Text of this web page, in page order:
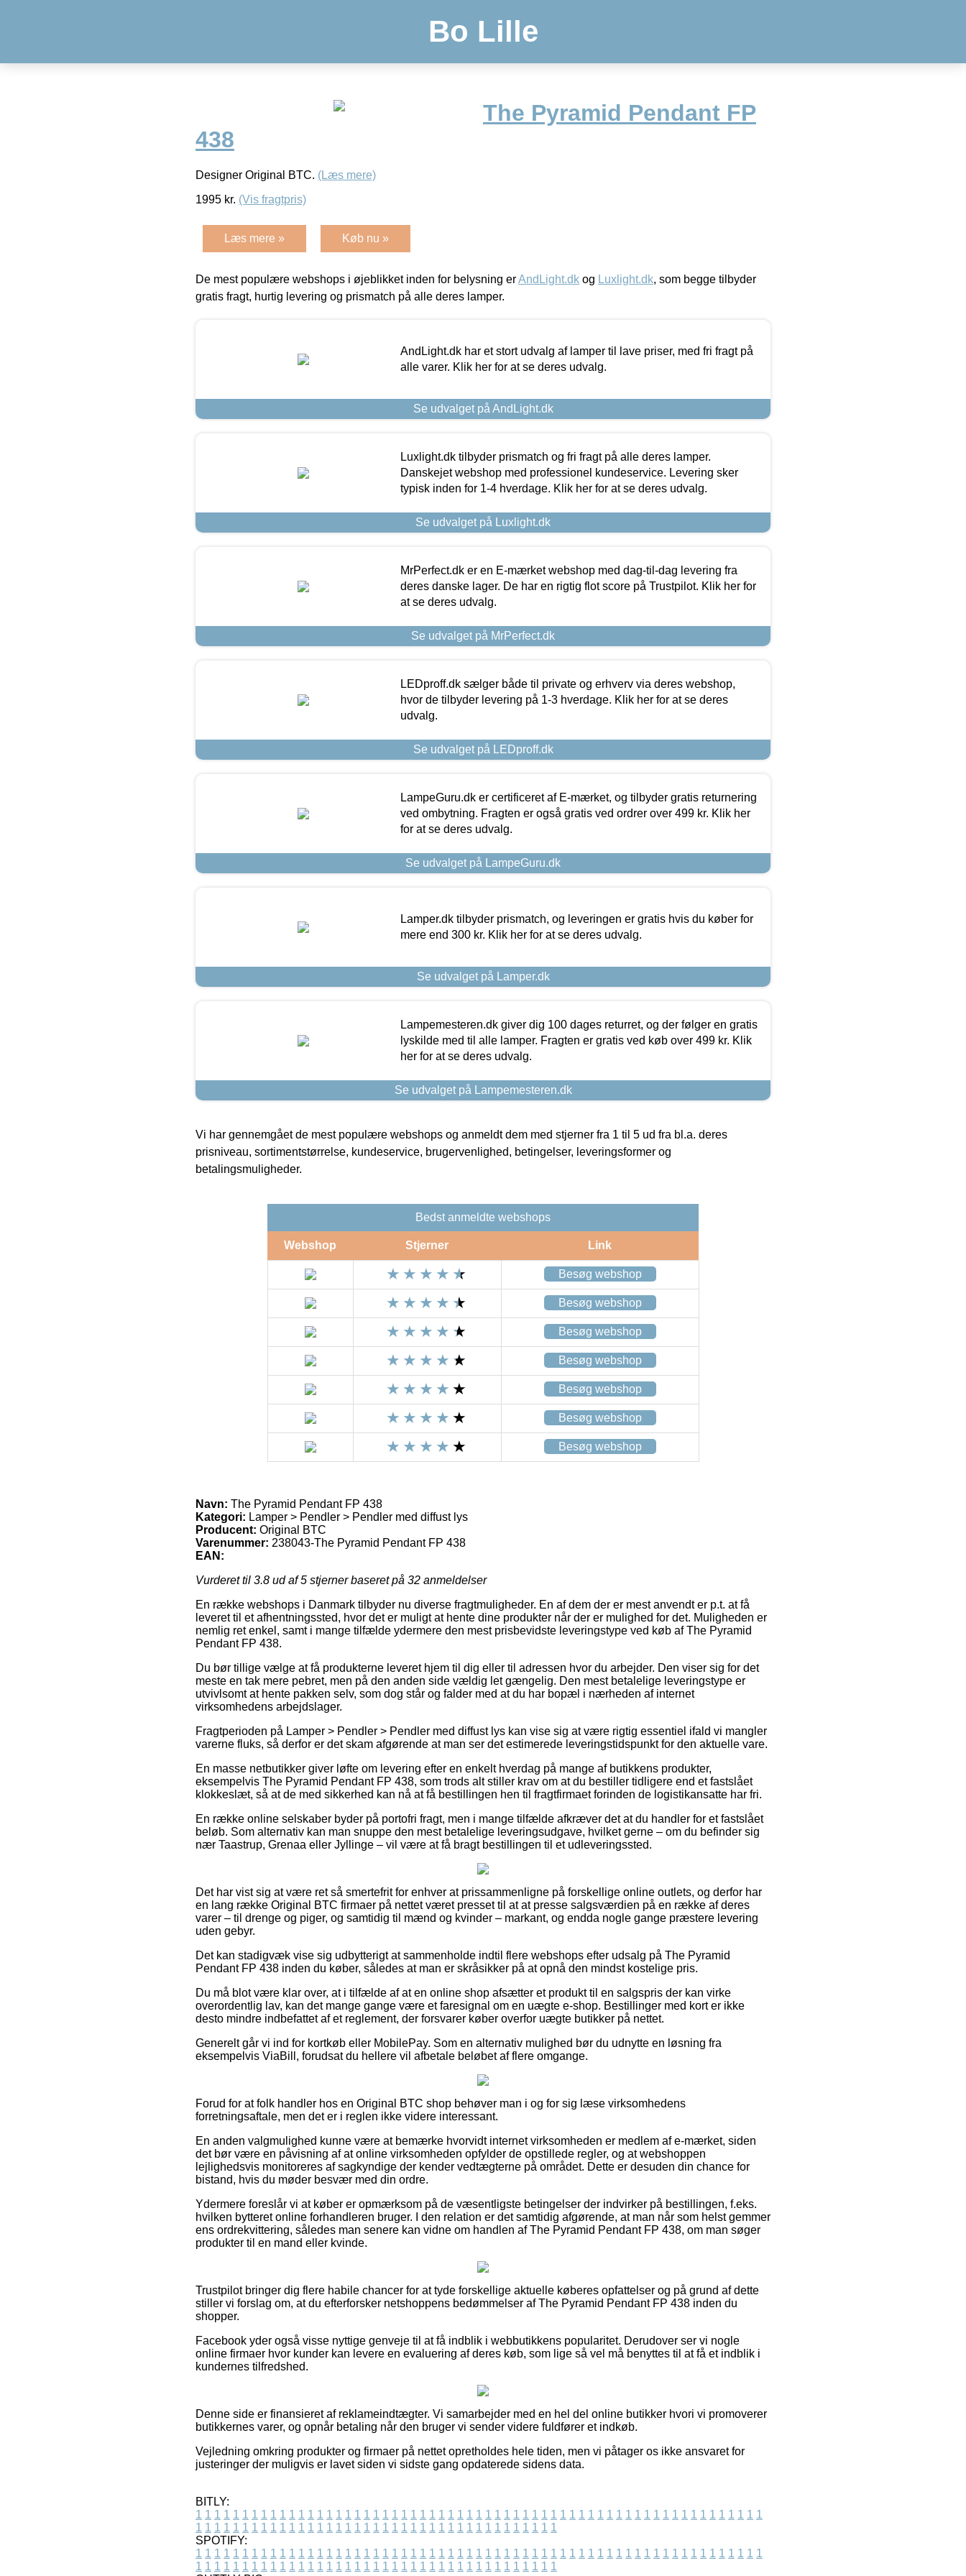
Bo Lille
The Pyramid Pendant FP
438
Designer Original BTC. (Læs mere)
1995 kr. (Vis fragtpris)
Læs mere » Køb nu »
De mest populære webshops i øjeblikket inden for belysning erAndLight.dk og Luxlight.dk, som begge tilbyder
gratis fragt, hurtig levering og prismatch på alle deres lamper.
AndLight.dk har et stort udvalg af lamper til lave priser, med fri fragt på
alle varer. Klik her for at se deres udvalg.
Se udvalget på AndLight.dk
Luxlight.dk tilbyder prismatch og fri fragt på alle deres lamper.
Danskejet webshop med professionel kundeservice. Levering sker
typisk inden for 1-4 hverdage. Klik her for at se deres udvalg.
Se udvalget på Luxlight.dk
MrPerfect.dk er en E-mærket webshop med dag-til-dag levering fra
deres danske lager. De har en rigtig flot score på Trustpilot. Klik her for
at se deres udvalg.
Se udvalget på MrPerfect.dk
LEDproff.dk sælger både til private og erhverv via deres webshop,
hvor de tilbyder levering på 1-3 hverdage. Klik her for at se deres
udvalg.
Se udvalget på LEDproff.dk
LampeGuru.dk er certificeret af E-mærket, og tilbyder gratis returnering
ved ombytning. Fragten er også gratis ved ordrer over 499 kr. Klik her
for at se deres udvalg.
Se udvalget på LampeGuru.dk
Lamper.dk tilbyder prismatch, og leveringen er gratis hvis du køber for
mere end 300 kr. Klik her for at se deres udvalg.
Se udvalget på Lamper.dk
Lampemesteren.dk giver dig 100 dages returret, og der følger en gratis
lyskilde med til alle lamper. Fragten er gratis ved køb over 499 kr. Klik
her for at se deres udvalg.
Se udvalget på Lampemesteren.dk
Vi har gennemgået de mest populære webshops og anmeldt dem med stjerner fra 1 til 5 ud fra bl.a. deres
prisniveau, sortimentstørrelse, kundeservice, brugervenlighed, betingelser, leveringsformer og
betalingsmuligheder.
Bedst anmeldte webshops
Webshop Stjerner Link
Besøg webshop
Besøg webshop
Besøg webshop
Besøg webshop
Besøg webshop
Besøg webshop
Besøg webshop
Navn: The Pyramid Pendant FP 438
Kategori: Lamper > Pendler > Pendler med diffust lys
Producent: Original BTC
Varenummer: 238043-The Pyramid Pendant FP 438
EAN:
Vurderet til 3.8 ud af 5 stjerner baseret på 32 anmeldelser
En række webshops i Danmark tilbyder nu diverse fragtmuligheder. En af dem der er mest anvendt er p.t. at få
leveret til et afhentningssted, hvor det er muligt at hente dine produkter når der er mulighed for det. Muligheden er
nemlig ret enkel, samt i mange tilfælde ydermere den mest prisbevidste leveringstype ved køb af The Pyramid
Pendant FP 438.
Du bør tillige vælge at få produkterne leveret hjem til dig eller til adressen hvor du arbejder. Den viser sig for det
meste en tak mere pebret, men på den anden side vældig let gængelig. Den mest betalelige leveringstype er
utvivlsomt at hente pakken selv, som dog står og falder med at du har bopæl i nærheden af internet
virksomhedens arbejdslager.
Fragtperioden på Lamper > Pendler > Pendler med diffust lys kan vise sig at være rigtig essentiel ifald vi mangler
varerne fluks, så derfor er det skam afgørende at man ser det estimerede leveringstidspunkt for den aktuelle vare.
En masse netbutikker giver løfte om levering efter en enkelt hverdag på mange af butikkens produkter,
eksempelvis The Pyramid Pendant FP 438, som trods alt stiller krav om at du bestiller tidligere end et fastslået
klokkeslæt, så at de med sikkerhed kan nå at få bestillingen hen til fragtfirmaet forinden de logistikansatte har fri.
En række online selskaber byder på portofri fragt, men i mange tilfælde afkræver det at du handler for et fastslået
beløb. Som alternativ kan man snuppe den mest betalelige leveringsudgave, hvilket gerne – om du befinder sig
nær Taastrup, Grenaa eller Jyllinge – vil være at få bragt bestillingen til et udleveringssted.
Det har vist sig at være ret så smertefrit for enhver at prissammenligne på forskellige online outlets, og derfor har
en lang række Original BTC firmaer på nettet været presset til at at presse salgsværdien på en række af deres
varer – til drenge og piger, og samtidig til mænd og kvinder – markant, og endda nogle gange præstere levering
uden gebyr.
Det kan stadigvæk vise sig udbytterigt at sammenholde indtil flere webshops efter udsalg på The Pyramid
Pendant FP 438 inden du køber, således at man er skråsikker på at opnå den mindst kostelige pris.
Du må blot være klar over, at i tilfælde af at en online shop afsætter et produkt til en salgspris der kan virke
overordentlig lav, kan det mange gange være et faresignal om en uægte e-shop. Bestillinger med kort er ikke
desto mindre indbefattet af et reglement, der forsvarer køber overfor uægte butikker på nettet.
Generelt går vi ind for kortkøb eller MobilePay. Som en alternativ mulighed bør du udnytte en løsning fra
eksempelvis ViaBill, forudsat du hellere vil afbetale beløbet af flere omgange.
Forud for at folk handler hos en Original BTC shop behøver man i og for sig læse virksomhedens
forretningsaftale, men det er i reglen ikke videre interessant.
En anden valgmulighed kunne være at bemærke hvorvidt internet virksomheden er medlem af e-mærket, siden
det bør være en påvisning af at online virksomheden opfylder de opstillede regler, og at webshoppen
lejlighedsvis monitoreres af sagkyndige der kender vedtægterne på området. Dette er desuden din chance for
bistand, hvis du møder besvær med din ordre.
Ydermere foreslår vi at køber er opmærksom på de væsentligste betingelser der indvirker på bestillingen, f.eks.
hvilken bytteret online forhandleren bruger. I den relation er det samtidig afgørende, at man når som helst gemmer
ens ordrekvittering, således man senere kan vidne om handlen af The Pyramid Pendant FP 438, om man søger
produkter til en mand eller kvinde.
Trustpilot bringer dig flere habile chancer for at tyde forskellige aktuelle køberes opfattelser og på grund af dette
stiller vi forslag om, at du efterforsker netshoppens bedømmelser af The Pyramid Pendant FP 438 inden du
shopper.
Facebook yder også visse nyttige genveje til at få indblik i webbutikkens popularitet. Derudover ser vi nogle
online firmaer hvor kunder kan levere en evaluering af deres køb, som lige så vel må benyttes til at få et indblik i
kundernes tilfredshed.
Denne side er finansieret af reklameindtægter. Vi samarbejder med en hel del online butikker hvori vi promoverer
butikkernes varer, og opnår betaling når den bruger vi sender videre fuldfører et indkøb.
Vejledning omkring produkter og firmaer på nettet opretholdes hele tiden, men vi påtager os ikke ansvaret for
justeringer der muligvis er lavet siden vi sidste gang opdaterede sidens data.
BITLY:
1 1 1 1 1 1 1 1 1 1 1 1 1 1 1 1 1 1 1 1 1 1 1 1 1 1 1 1 1 1 1 1 1 1 1 1 1 1 1 1 1 1 1 1 1 1 1 1 1 1 1 1 1 1 1 1 1 1 1 1 1
1 1 1 1 1 1 1 1 1 1 1 1 1 1 1 1 1 1 1 1 1 1 1 1 1 1 1 1 1 1 1 1 1 1 1 1 1 1 1
SPOTIFY:
1 1 1 1 1 1 1 1 1 1 1 1 1 1 1 1 1 1 1 1 1 1 1 1 1 1 1 1 1 1 1 1 1 1 1 1 1 1 1 1 1 1 1 1 1 1 1 1 1 1 1 1 1 1 1 1 1 1 1 1 1
1 1 1 1 1 1 1 1 1 1 1 1 1 1 1 1 1 1 1 1 1 1 1 1 1 1 1 1 1 1 1 1 1 1 1 1 1 1 1